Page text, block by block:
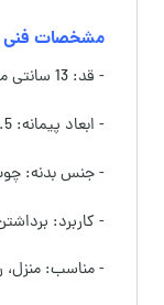
مشخصات فنی Technical Data
- قد: 13 سانتی متر
- ابعاد پیمانه: 2.5 * 4 سانتیمتر
- جنس بدنه:
- کاربرد:
- مناسب: